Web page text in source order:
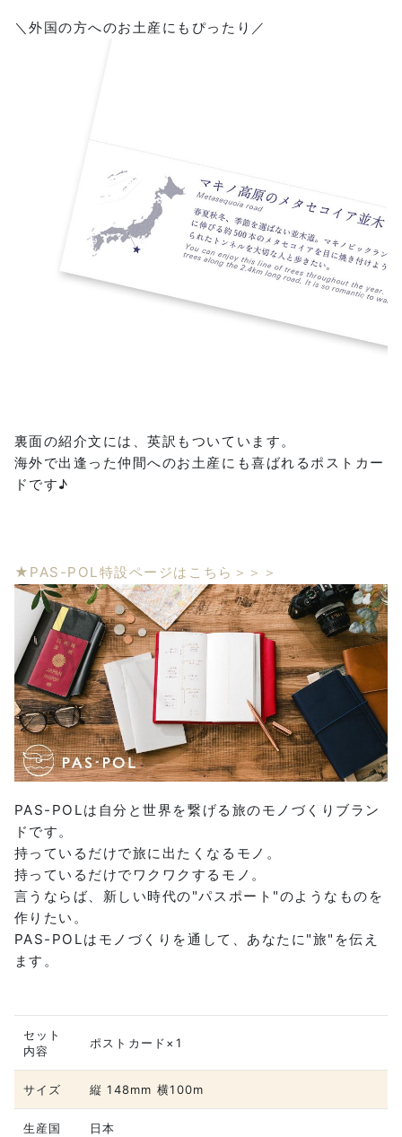
＼外国の方へのお土産にもぴったり／
裏面の紹介文には、英訳もついています。
海外で出逢った仲間へのお土産にも喜ばれるポストカー
ドです♪
★PAS-POL特設ページはこちら＞＞＞
PAS-POLは自分と世界を繋げる旅のモノづくりブラン
ドです。
持っているだけで旅に出たくなるモノ。
持っているだけでワクワクするモノ。
言うならば、新しい時代の"パスポート"のようなものを
作りたい。
PAS-POLはモノづくりを通して、あなたに"旅"を伝え
ます。
セット
内容
ポストカード×1
サイズ 縦 148mm 横100m
生産国 日本